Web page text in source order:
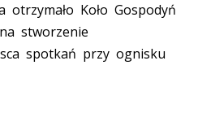
otrzymało Koło Gospodyń
stworzenie
spotkań przy ognisku